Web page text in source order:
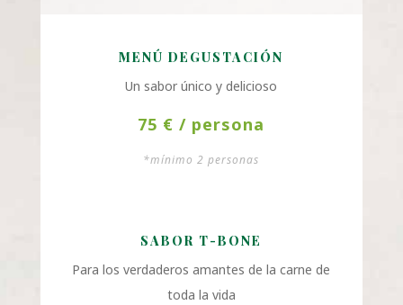
MENÚ DEGUSTACIÓN
Un sabor único y delicioso
75 € / persona
*mínimo 2 personas
SABOR T-BONE
Para los verdaderos amantes de la carne de
toda la vida